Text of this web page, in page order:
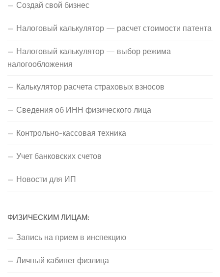
Создай свой бизнес
Налоговый калькулятор — расчет стоимости патента
Налоговый калькулятор — выбор режима
налогообложения
Калькулятор расчета страховых взносов
Сведения об ИНН физического лица
Контрольно-кассовая техника
Учет банковских счетов
Новости для ИП
ФИЗИЧЕСКИМ ЛИЦАМ:
Запись на прием в инспекцию
Личный кабинет физлица